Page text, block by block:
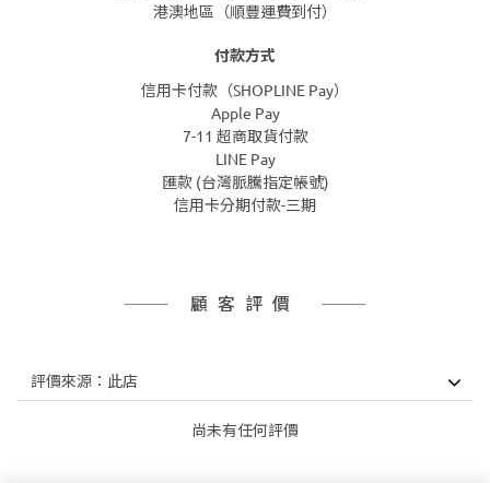
港澳地區（順豐運費到付）
付款方式
信用卡付款（SHOPLINE Pay）
Apple Pay
7-11 超商取貨付款
LINE Pay
匯款 (台灣脈騰指定帳號)
信用卡分期付款-三期
顧客評價
尚未有任何評價